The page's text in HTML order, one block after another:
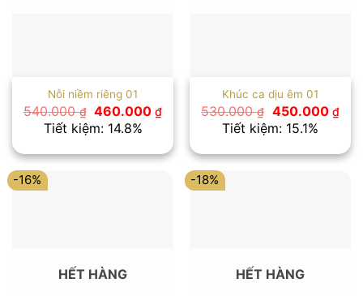
Nỗi niềm riêng 01
540.000₫ Giá
gốc
là:
460.000₫Giá
là:
460.000 ₫.
Tiết kiệm: 14.8%
Khúc ca dịu êm 01
530.000₫ Giá
gốc
là:
450.000 ₫Giá
hiện
là:
Tiết kiệm: 15.1%
-16%
HẾT HÀNG
-18%
HẾT HÀNG